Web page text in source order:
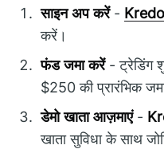
साइन अप करें-
करें।
फंड जमा करें- ट्रेडिंग
$250 की प्रारंभिक
डेमो खाता आज़माएं-
खाता सुविधा के साथ